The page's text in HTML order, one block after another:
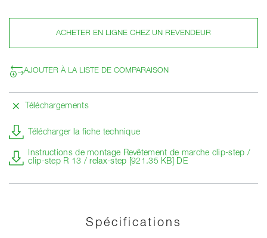
ACHETER EN LIGNE CHEZ UN REVENDEUR
AJOUTER À LA LISTE DE COMPARAISON
Téléchargements
Télécharger la fiche technique
Instructions de montage Revêtement de marche clip-step /
clip-step R 13 / relax-step [921.35 KB] DE
Spécifications